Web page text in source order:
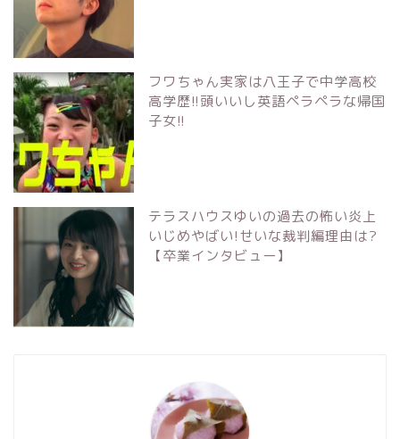
フワちゃん実家は八王子で中学高校
高学歴!!頭いいし英語ペラペラな帰国
子女!!
テラスハウスゆいの過去の怖い炎上
いじめやばい!せいな裁判編理由は?
【卒業インタビュー】